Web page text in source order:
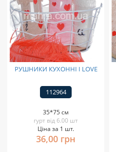
РУШНИКИ КУХОННІ I LOVE
112964
35*75 см
гурт від 6.00 шт
Ціна за 1 шт.
36,00 грн